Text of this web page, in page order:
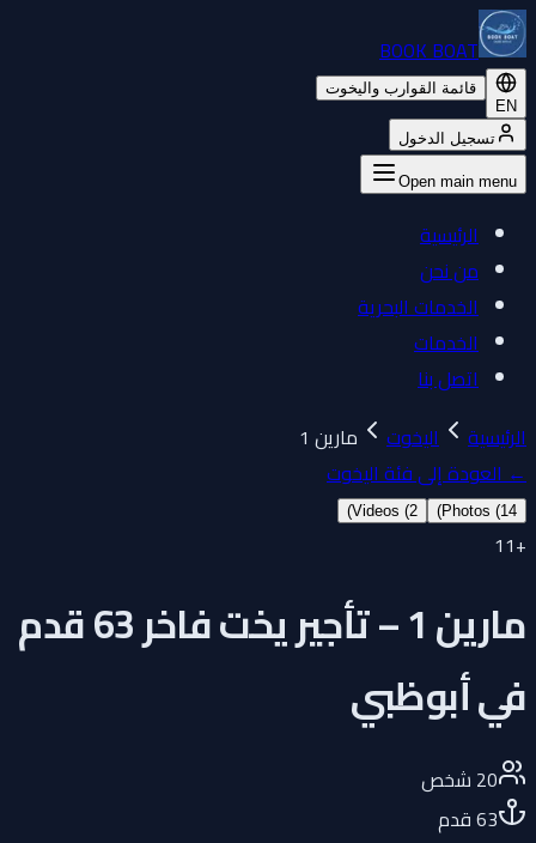
BOOK BOAT
EN
قائمة القوارب واليخوت
تسجيل الدخول
Open main menu
الرئيسية
من نحن
الخدمات البحرية
الخدمات
اتصل بنا
الرئيسية
اليخوت
مارين 1
←العودة إلى فئة اليخوت
Photos (14
)
Videos (
)
11
مارين 1 – تأجير يخت فاخر 63 قدم
في أبوظبي
20شخص
63 قدم